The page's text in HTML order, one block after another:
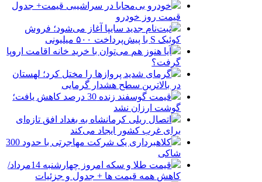
خودرو بی‌محابا در سراشیبی قیمت+ جدول
قیمت روز خودرو
ثبت‌نام جدید سایپا آغاز می‌شود؛ فروش
کوئیک S با پیش‌پرداخت ۵۰۰ میلیونی
آیا هنوز هم می‌توان با خرید خانه اقامت اروپا
گرفت؟
گرمای شدید پروازها را مختل کرد؛ لهستان
در بالاترین سطح هشدار گرمایی
قیمت گوسفند زنده 30 درصد کاهش یافت؛
گوشت ارزان نشد
اتصال ریلی کرمانشاه به بغداد افق تازه‌ای
برای غرب کشور ایجاد می‌کند
کلاهبرداری یک شرکت مهاجرتی با حدود 300
شاکی
قیمت طلا و سکه امروز چهارشنبه 14مرداد/
کاهش همه قیمت ها + جدول و جزئیات